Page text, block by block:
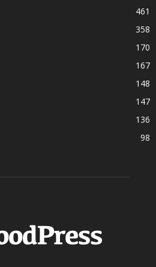
461
358
170
167
148
147
136
98